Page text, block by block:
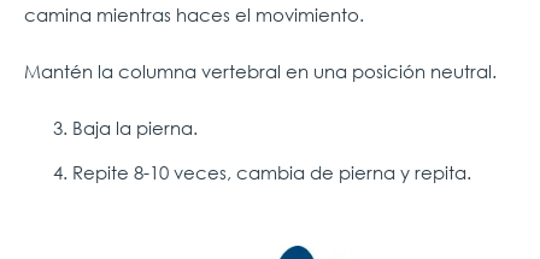
camina mientras haces el movimiento.
Mantén la columna vertebral en una posición neutral.
Baja la pierna.
Repite 8-10 veces, cambia de pierna y repita.